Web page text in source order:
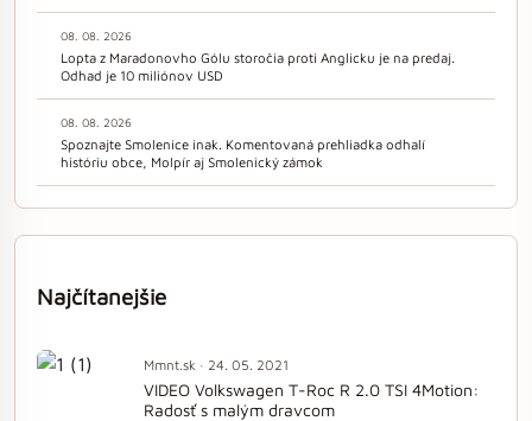
08. 08. 2026
Lopta z Maradonovho Gólu storočia proti Anglicku je na predaj.
Odhad je 10 miliónov USD
08. 08. 2026
Spoznajte Smolenice inak. Komentovaná prehliadka odhalí
históriu obce, Molpír aj Smolenický zámok
Najčítanejšie
Mmnt.sk · 24. 05. 2021
VIDEO Volkswagen T-Roc R 2.0 TSI 4Motion:
Radosť s malým dravcom